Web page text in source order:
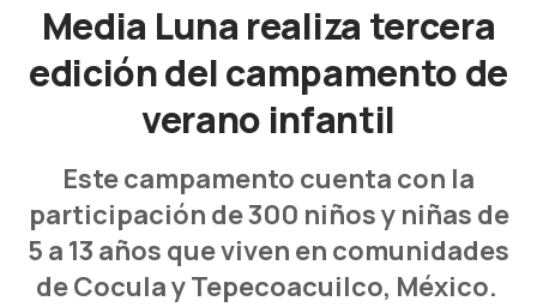
Media Luna realiza tercera
edición del campamento de
verano infantil
Este campamento cuenta con la
participación de 300 niños y niñas de
5 a 13 años que viven en comunidades
de Cocula y Tepecoacuilco, México.